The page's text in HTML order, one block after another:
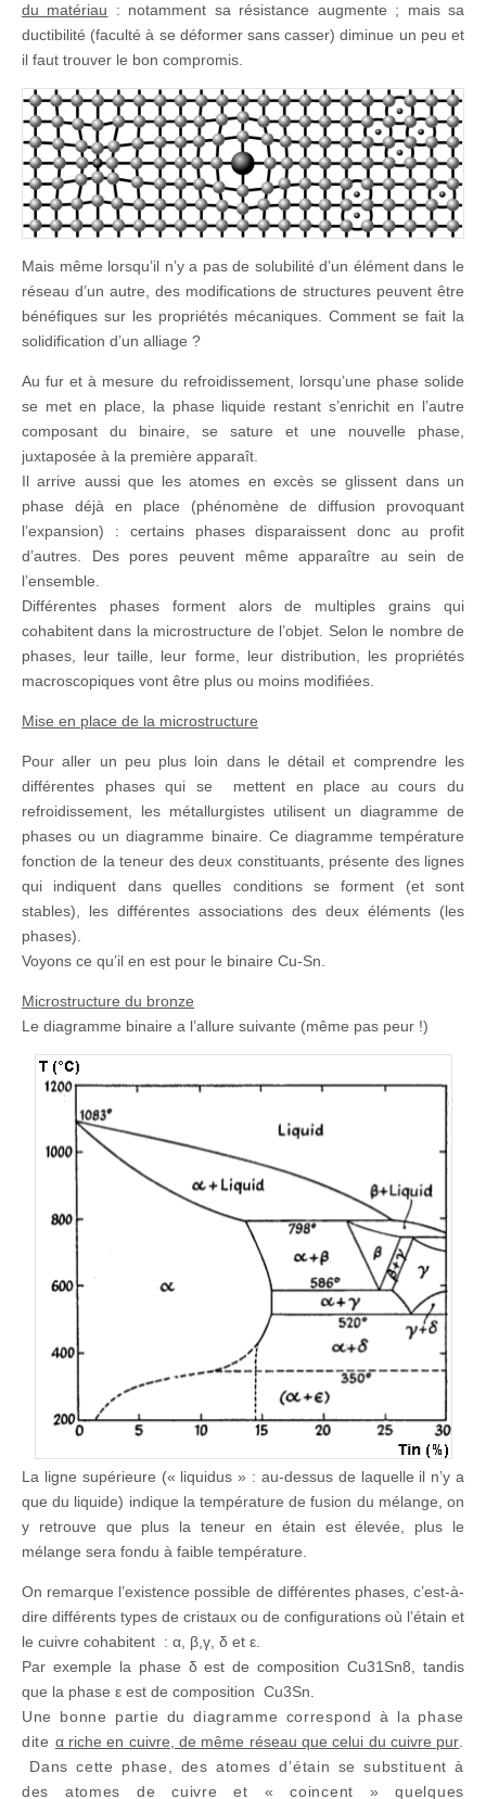
du matériau : notamment sa résistance augmente ; mais sa
ductibilité (faculté à se déformer sans casser) diminue un peu et
il faut trouver le bon compromis.
Mais même lorsqu’il n’y a pas de solubilité d’un élément dans le
réseau d’un autre, des modifications de structures peuvent être
bénéfiques sur les propriétés mécaniques. Comment se fait la
solidification d’un alliage ?
Au fur et à mesure du refroidissement, lorsqu’une phase solide
se met en place, la phase liquide restant s’enrichit en l’autre
composant du binaire, se sature et une nouvelle phase,
juxtaposée à la première apparaît.
Il arrive aussi que les atomes en excès se glissent dans un
phase déjà en place (phénomène de diffusion provoquant
l’expansion) : certains phases disparaissent donc au profit
d’autres. Des pores peuvent même apparaître au sein de
l’ensemble.
Différentes phases forment alors de multiples grains qui
cohabitent dans la microstructure de l’objet. Selon le nombre de
phases, leur taille, leur forme, leur distribution, les propriétés
macroscopiques vont être plus ou moins modifiées.
Mise en place de la microstructure
Pour aller un peu plus loin dans le détail et comprendre les
différentes phases qui se mettent en place au cours du
refroidissement, les métallurgistes utilisent un diagramme de
phases ou un diagramme binaire. Ce diagramme température
fonction de la teneur des deux constituants, présente des lignes
qui indiquent dans quelles conditions se forment (et sont
stables), les différentes associations des deux éléments (les
phases).
Voyons ce qu’il en est pour le binaire Cu-Sn.
Microstructure du bronze
Le diagramme binaire a l’allure suivante (même pas peur !)
La ligne supérieure (« liquidus » : au-dessus de laquelle il n’y a
que du liquide) indique la température de fusion du mélange, on
y retrouve que plus la teneur en étain est élevée, plus le
mélange sera fondu à faible température.
On remarque l’existence possible de différentes phases, c’est-à-
dire différents types de cristaux ou de configurations où l’étain et
le cuivre cohabitent : α, β,γ, δ et ε.
Par exemple la phase δ est de composition Cu31Sn8, tandis
que la phase ε est de composition Cu3Sn.
Une bonne partie du diagramme correspond à la phase
dite α riche en cuivre, de même réseau que celui du cuivre pur
Dans cette phase, des atomes d’étain se substituent à
des atomes de cuivre et « coincent » quelques